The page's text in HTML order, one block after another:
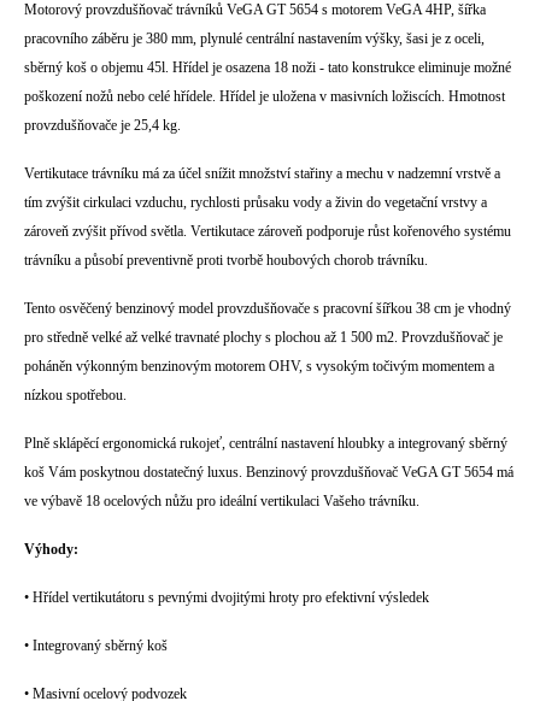
Motorový provzdušňovač trávníků VeGA GT 5654 s motorem VeGA 4HP, šířka
pracovního záběru je 380 mm, plynulé centrální nastavením výšky, šasi je z oceli,
sběrný koš o objemu 45l. Hřídel je osazena 18 noži - tato konstrukce eliminuje možné
poškození nožů nebo celé hřídele. Hřídel je uložena v masivních ložiscích. Hmotnost
provzdušňovače je 25,4 kg.
Vertikutace trávníku má za účel snížit množství stařiny a mechu v nadzemní vrstvě a
tím zvýšit cirkulaci vzduchu, rychlosti průsaku vody a živin do vegetační vrstvy a
zároveň zvýšit přívod světla. Vertikutace zároveň podporuje růst kořenového systému
trávníku a působí preventivně proti tvorbě houbových chorob trávníku.
Tento osvěčený benzinový model provzdušňovače s pracovní šířkou 38 cm je vhodný
pro středně velké až velké travnaté plochy s plochou až 1 500 m2. Provzdušňovač je
poháněn výkonným benzinovým motorem OHV, s vysokým točivým momentem a
nízkou spotřebou.
Plně sklápěcí ergonomická rukojeť, centrální nastavení hloubky a integrovaný sběrný
koš Vám poskytnou dostatečný luxus. Benzinový provzdušňovač VeGA GT 5654 má
ve výbavě 18 ocelových nůžu pro ideální vertikulaci Vašeho trávníku.
Výhody:
• Hřídel vertikutátoru s pevnými dvojitými hroty pro efektivní výsledek
• Integrovaný sběrný koš
• Masivní ocelový podvozek